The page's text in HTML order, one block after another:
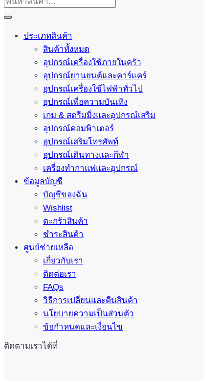
ประเภทสินค้า
สินค้าทั้งหมด
อุปกรณ์เครื่องใช้ภายในครัว
อุปกรณ์ยานยนต์และคาร์แคร์
อุปกรณ์เครื่องใช้ไฟฟ้าทั่วไป
อุปกรณ์เพื่อความบันเทิง
เกม & สตรีมมิ่งและอุปกรณ์เสริม
อุปกรณ์คอมพิวเตอร์
อุปกรณ์เสริมโทรศัพท์
อุปกรณ์เดินทางและกีฬา
เครื่องทำกาแฟและอุปกรณ์
ข้อมูลบัญชี
บัญชีของฉัน
Wishlist
ตะกร้าสินค้า
ชำระสินค้า
ศูนย์ช่วยเหลือ
เกี่ยวกับเรา
ติดต่อเรา
FAQs
วิธีการเปลี่ยนและคืนสินค้า
นโยบายความเป็นส่วนตัว
ข้อกำหนดและเงื่อนไข
ติดตามเราได้ที่